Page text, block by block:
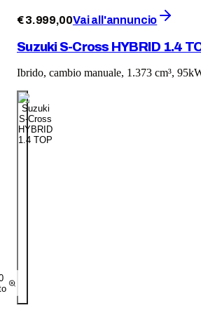
€3.999,00Vai all'annuncio
Suzuki S-Cross HYBRID 1.4
Ibrido, cambio manuale, 1.373 cm³,